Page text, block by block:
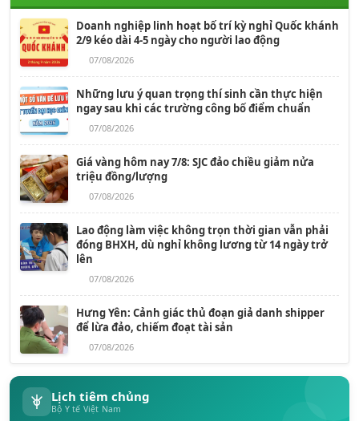
Doanh nghiệp linh hoạt bố trí kỳ nghỉ Quốc khánh
2/9 kéo dài 4-5 ngày cho người lao động
07/08/2026
Những lưu ý quan trọng thí sinh cần thực hiện
ngay sau khi các trường công bố điểm chuẩn
07/08/2026
Giá vàng hôm nay 7/8: SJC đảo chiều giảm nửa
triệu đồng/lượng
07/08/2026
Lao động làm việc không trọn thời gian vẫn phải
đóng BHXH, dù nghỉ không lương từ 14 ngày trở
lên
07/08/2026
Hưng Yên: Cảnh giác thủ đoạn giả danh shipper
để lừa đảo, chiếm đoạt tài sản
07/08/2026
Lịch tiêm chủng
Bộ Y tế Việt Nam